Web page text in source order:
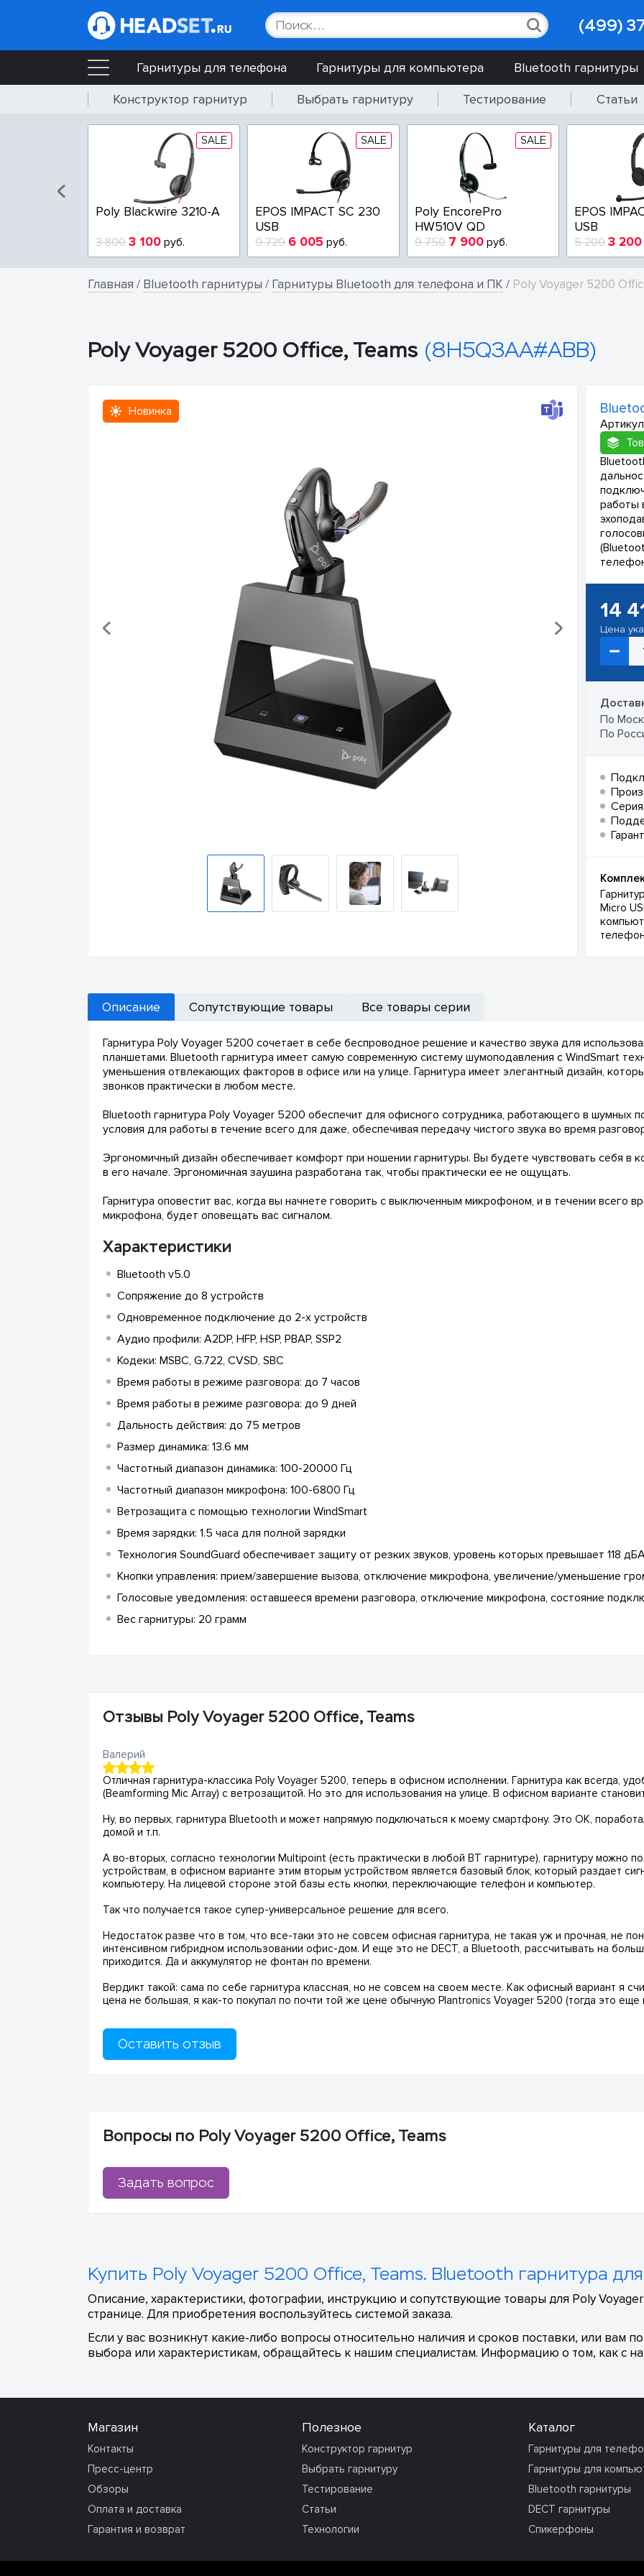
(499)
Гарнитуры для телефона Гарнитуры для компьютера Bluetooth гарнитуры
Конструктор гарнитур
Выбрать гарнитуру Тестирование Статьи
SALE
Poly Blackwire 3210-A
3 800 3 100 руб.
SALE
EPOS IMPACT SC 230
USB
9 729 6 005 руб.
SALE
Poly EncorePro
HW510V QD
9 750 7 900 руб.
EPOS
USB
5 200 3 200
Главная / Bluetooth гарнитуры / Гарнитуры Bluetooth для телефона и ПК / Poly Voyager 5200
Poly Voyager 5200 Office, Teams (8H5Q3AA#ABB)
Новинка
работы
14
Цена
По
По
Серия:
Micro
Описание Сопутствующие товары Все товары серии
Гарнитура Poly Voyager 5200 сочетает в себе беспроводное решение и качество звука для
планшетами. Bluetooth гарнитура имеет самую современную систему шумоподавления с WindSmart
уменьшения отвлекающих факторов в офисе или на улице. Гарнитура имеет элегантный дизайн,
звонков практически в любом месте.
Bluetooth гарнитура Poly Voyager 5200 обеспечит для офисного сотрудника, работающего в шумных
условия для работы в течение всего для даже, обеспечивая передачу чистого звука во время
Эргономичный дизайн обеспечивает комфорт при ношении гарнитуры. Вы будете чувствовать себя в
в его начале. Эргономичная заушина разработана так, чтобы практически ее не ощущать.
Гарнитура оповестит вас, когда вы начнете говорить с выключенным микрофоном, и в течении всего
микрофона, будет оповещать вас сигналом.
Характеристики
Bluetooth v5.0
Сопряжение до 8 устройств
Одновременное подключение до 2-х устройств
Аудио профили: A2DP, HFP, HSP, PBAP, SSP2
Кодеки: MSBC, G.722, CVSD, SBC
Время работы в режиме разговора: до 7 часов
Время работы в режиме разговора: до 9 дней
Дальность действия: до 75 метров
Размер динамика: 13.6 мм
Частотный диапазон динамика: 100-20000 Гц
Частотный диапазон микрофона: 100-6800 Гц
Ветрозащита с помощью технологии WindSmart
Время зарядки: 1.5 часа для полной зарядки
Технология SoundGuard обеспечивает защиту от резких звуков, уровень которых превышает 118
Кнопки управления: прием/завершение вызова, отключение микрофона, увеличение/уменьшение
Голосовые уведомления: оставшееся времени разговора, отключение микрофона, состояние
Вес гарнитуры: 20 грамм
Отзывы Poly Voyager 5200 Office, Teams
Валерий
Отличная гарнитура-классика Poly Voyager 5200, теперь в офисном исполнении. Гарнитура как всегда,
(Beamforming Mic Array) с ветрозащитой. Но это для использования на улице. В офисном варианте
Ну, во первых, гарнитура Bluetooth и может напрямую подключаться к моему смартфону. Это ОК,
домой и т.п.
А во-вторых, согласно технологии Multipoint (есть практически в любой BT гарнитуре), гарнитуру можно
устройствам, в офисном варианте этим вторым устройством является базовый блок, который раздает
компьютеру. На лицевой стороне этой базы есть кнопки, переключающие телефон и компьютер.
Так что получается такое супер-универсальное решение для всего.
Недостаток разве что в том, что все-таки это не совсем офисная гарнитура, не такая уж и прочная, не
интенсивном гибридном использовании офис-дом. И еще это не DECT, а Bluetooth, рассчитывать на
приходится. Да и аккумулятор не фонтан по времени.
Вердикт такой: сама по себе гарнитура классная, но не совсем на своем месте. Как офисный вариант я
цена не большая, я как-то покупал по почти той же цене обычную Plantronics Voyager 5200 (тогда это еще
Оставить отзыв
Вопросы по Poly Voyager 5200 Office, Teams
Задать вопрос
Купить Poly Voyager 5200 Office, Teams. Bluetooth гарнитура
Описание, характеристики, фотографии, инструкцию и сопутствующие товары для Poly
странице. Для приобретения воспользуйтесь системой заказа.
Если у вас возникнут какие-либо вопросы относительно наличия и сроков поставки, или вам
выбора или характеристикам, обращайтесь к нашим специалистам. Информацию о том, как с
Магазин
Контакты
Пресс-центр
Обзоры
Оплата и доставка
Гарантия и возврат
Полезное
Конструктор гарнитур
Выбрать гарнитуру
Тестирование
Статьи
Технологии
Каталог
Гарнитуры для
Гарнитуры для
Bluetooth гарнитуры
DECT гарнитуры
Спикерфоны